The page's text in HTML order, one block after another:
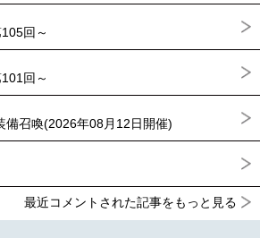
回～
回～
備召喚(2026年08月12日開催)
最近コメントされた記事をもっと見る